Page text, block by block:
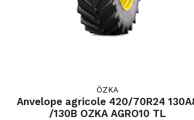
ÖZKA
Anvelope agricole 420/70R24
/130B OZKA AGRO10 TL